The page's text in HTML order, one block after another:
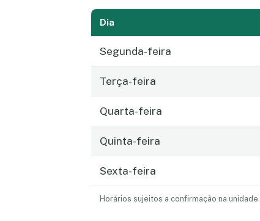
Dia
Segunda-feira
Terça-feira
Quarta-feira
Quinta-feira
Sexta-feira
Horários sujeitos a confirmação na unidade.